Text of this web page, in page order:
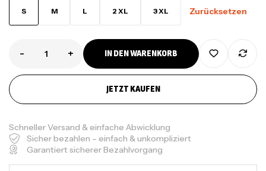
S M L 2 XL 3 XL Zurücksetzen
- + IN DEN WARENKORB
JETZT KAUFEN
Schneller Versand & einfache Abwicklung
Sicher bezahlen – einfach & unkompliziert
Garantiert sicherer Bezahlvorgang